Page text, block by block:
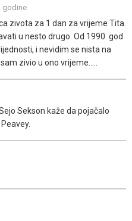
godine
zivota za 1 dan za vrijeme Tita.
u nesto drugo. Od 1990. god
i nevidim se nista na
zivio u ono vrijeme.....
Sekson kaže da pojačalo